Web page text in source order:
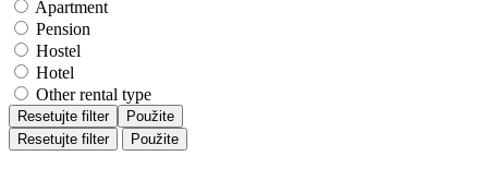
Apartment
Pension
Hostel
Hotel
Other rental type
Resetujte filter
Použite
Resetujte filter
Použite